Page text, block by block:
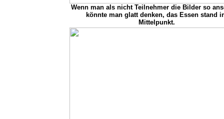
Wenn man als nicht Teilnehmer die Bilder so
könnte man glatt denken, das Essen stand
Mittelpunkt.